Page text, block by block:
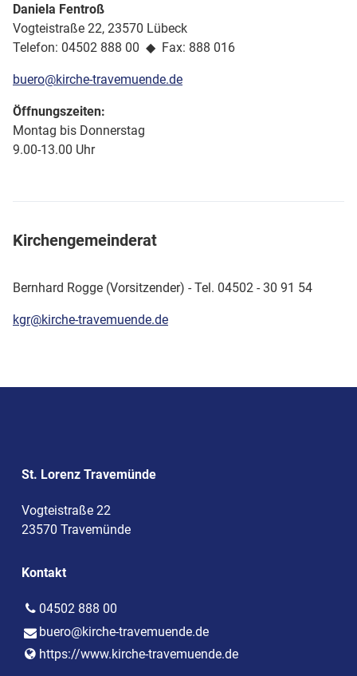
Daniela Fentroß
Vogteistraße 22, 23570 Lübeck
Telefon: 04502 888 00 ◆ Fax: 888 016
buero@kirche-travemuende.de
Öffnungszeiten:
Montag bis Donnerstag
9.00-13.00 Uhr
Kirchengemeinderat
Bernhard Rogge (Vorsitzender) - Tel. 04502 - 30 91 54
kgr@kirche-travemuende.de
St. Lorenz Travemünde
Vogteistraße 22
23570 Travemünde
Kontakt
04502 888 00
buero@​kirche-travemuende.​de
https://www.​kirche-travemuende.​de